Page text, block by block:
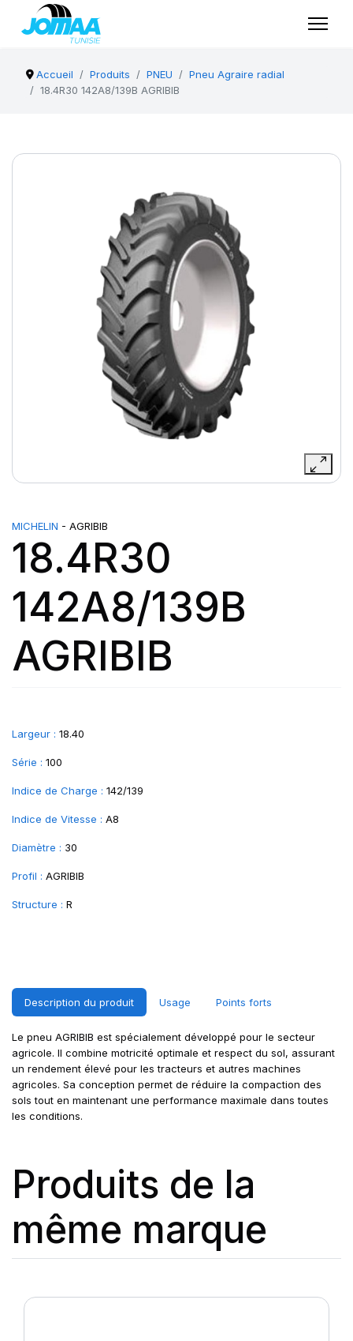
Accueil Produits PNEU
Pneu Agraire radial
18.4R30 142A8/139B AGRIBIB
MICHELIN - AGRIBIB
18.4R30
142A8/139B
AGRIBIB
Largeur : 18.40
Série : 100
Indice de Charge : 142/139
Indice de Vitesse : A8
Diamètre : 30
Profil : AGRIBIB
Structure : R
Description du produit Usage Points forts
Le pneu AGRIBIB est spécialement développé pour le secteur
agricole. Il combine motricité optimale et respect du sol, assurant
un rendement élevé pour les tracteurs et autres machines
agricoles. Sa conception permet de réduire la compaction des
sols tout en maintenant une performance maximale dans toutes
les conditions.
Produits de la
même marque